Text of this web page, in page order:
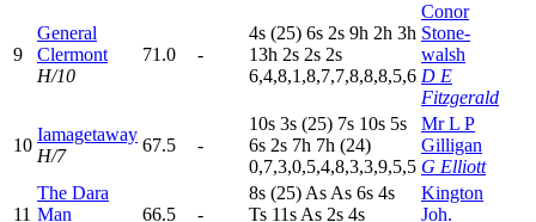
9
General
Clermont
H/10
71.0 -
4s (25) 6s 2s 9h 2h 3h
13h 2s 2s 2s
6,4,8,1,8,7,7,8,8,8,5,6
Conor
Stone-
walsh
D E
Fitzgerald
10
Iamagetaway
H/7
67.5 -
10s 3s (25) 7s 10s 5s
6s 2s 7h 7h (24)
0,7,3,0,5,4,8,3,3,9,5,5
Mr L P
Gilligan
G Elliott
11
The Dara
Man
66.5 -
8s (25) As As 6s 4s
Ts 11s As 2s 4s
Kington
Joh.